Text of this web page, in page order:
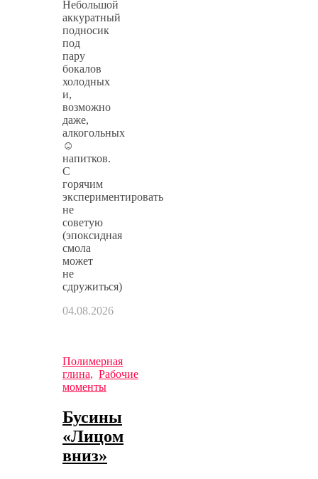
Небольшой
аккуратный
подносик
под
пару
бокалов
холодных
и,
возможно
даже,
алкогольных
☺
напитков.
С
горячим
экспериментировать
не
советую
(эпоксидная
смола
может
не
сдружиться)
04.08.2026
Полимерная
глина, Рабочие
моменты
Бусины
«Лицом
вниз»